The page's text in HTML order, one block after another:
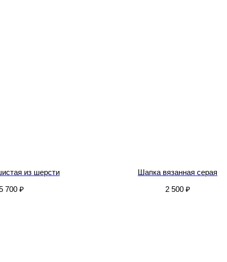
из шерсти
700 ₽
Шапка вязанная серая
2 500 ₽